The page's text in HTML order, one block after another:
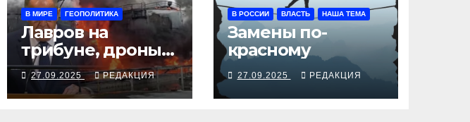
В МИРЕ ГЕОПОЛИТИКА
Лавров на
трибуне, дроны
над Чувашией
27.09.2025 РЕДАКЦИЯ
В РОССИИ ВЛАСТЬ НАША ТЕМА
Замены по-
красному
27.09.2025 РЕДАКЦИЯ